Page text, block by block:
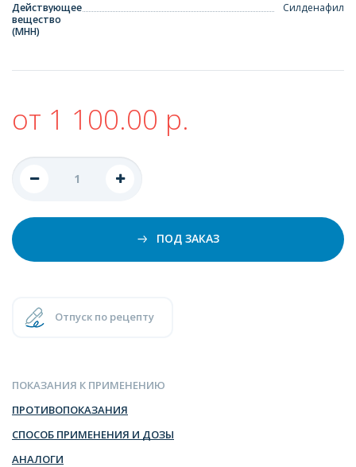
Действующее
вещество
(МНН)
Силденафил
от 1 100.00 р.
ПОД ЗАКАЗ
Отпуск по рецепту
ПОКАЗАНИЯ К ПРИМЕНЕНИЮ
ПРОТИВОПОКАЗАНИЯ
СПОСОБ ПРИМЕНЕНИЯ И ДОЗЫ
АНАЛОГИ